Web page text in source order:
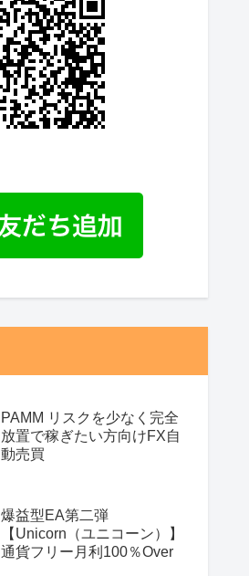
PAMM リスクを少なく完全
放置で稼ぎたい方向けFX自
動売買
爆益型EA第二弾
【Unicorn（ユニコーン）】
通貨フリー月利100％Over